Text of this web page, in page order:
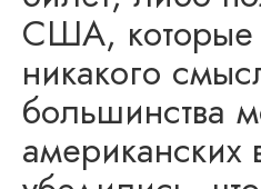
США, которые
никакого
большинства